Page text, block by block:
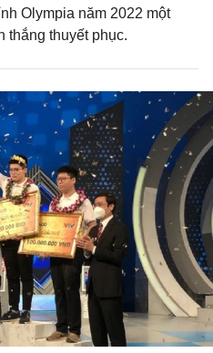
Olympia năm 2022 một
thắng thuyết phục.